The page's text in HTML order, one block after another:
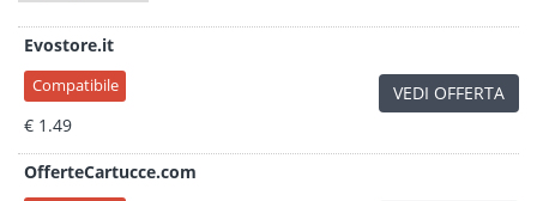
Evostore.it
Compatibile
€ 1.49
VEDI OFFERTA
OfferteCartucce.com